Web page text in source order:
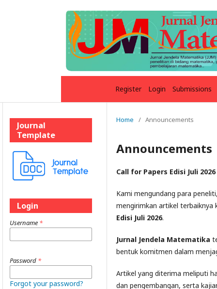
Register Login Submissions
Journal
Template
Login
Username *
Password *
Forgot your password?
Home / Announcements
Announcements
Call for Papers Edisi Juli 2026
Kami mengundang para
mengirimkan artikel terbaiknya
Edisi Juli 2026.
Jurnal Jendela Matematika
bentuk komitmen dalam
Artikel yang diterima meliputi
dan pengembangan, serta